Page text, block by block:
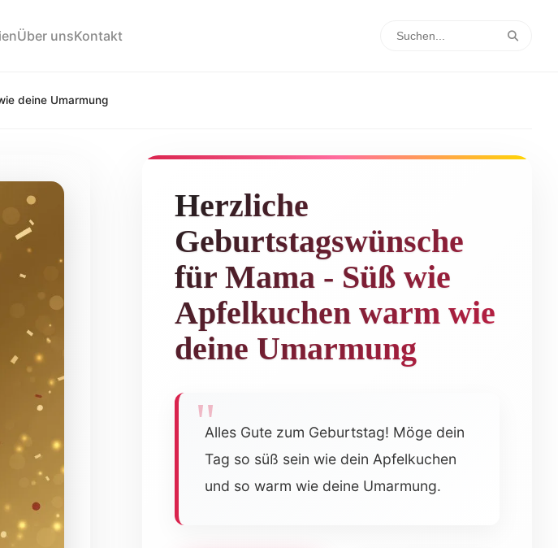
Über unsKontakt
deine Umarmung
Herzliche
Geburtstagswünsche
für Mama - Süß wie
Apfelkuchen warm wie
deine Umarmung
Alles Gute zum Geburtstag! Möge dein
Tag so süß sein wie dein Apfelkuchen
und so warm wie deine Umarmung.